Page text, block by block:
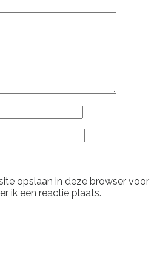
opslaan in deze browser voor
ik een reactie plaats.